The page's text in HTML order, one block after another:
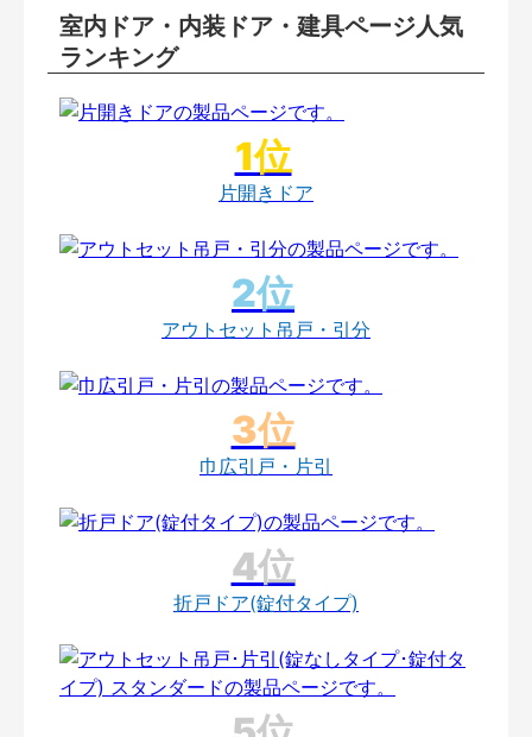
室内ドア・内装ドア・建具ページ人気
ランキング
片開きドア
アウトセット吊戸・引分
巾広引戸・片引
折戸ドア(錠付タイプ)